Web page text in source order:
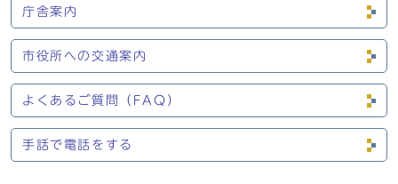
庁舎案内
市役所への交通案内
よくあるご質問（FAQ）
手話で電話をする